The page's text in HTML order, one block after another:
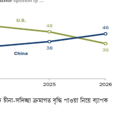
সদিচ্ছা ক্রমাগত বৃদ্ধি পাওয়া নিয়ে ব্যাপক